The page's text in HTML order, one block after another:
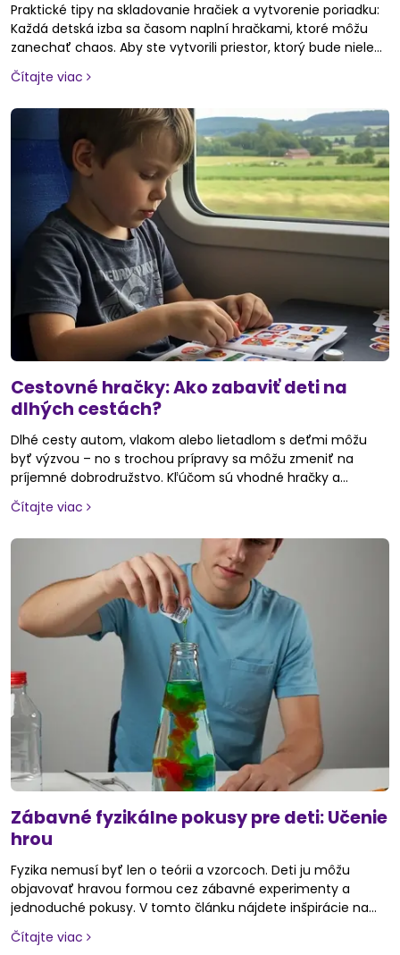
Praktické tipy na skladovanie hračiek a vytvorenie poriadku:
Každá detská izba sa časom naplní hračkami, ktoré môžu
zanechať chaos. Aby ste vytvorili priestor, ktorý bude nielen
funkčný, ale aj prehľadný a príjemný pre deti, je dôležité
vedieť, ako správne organizovať a skladovať hračky. V
tomto článku nájdete praktické tipy, ktoré vám pomôžu
vytvoriť poriadok a zároveň zapojiť deti do procesu
upratovania. Poďme sa pozrieť na niekoľko overených
spôsobov, ako efektívne usporiadať detské hračky a udržať
izbu čistú a organizovanú.
Čítajte viac
Cestovné hračky: Ako zabaviť deti na
dlhých cestách?
Dlhé cesty autom, vlakom alebo lietadlom s deťmi môžu
byť výzvou – no s trochou prípravy sa môžu zmeniť na
príjemné dobrodružstvo. Kľúčom sú vhodné hračky a
aktivity, ktoré deti nielen zabavia, ale zároveň podporia ich
sústredenie, tvorivosť a pokoj počas cesty. V tomto článku ti
Čítajte viac
Zábavné fyzikálne pokusy pre deti: Učenie
hrou
Fyzika nemusí byť len o teórii a vzorcoch. Deti ju môžu
objavovať hravou formou cez zábavné experimenty a
jednoduché pokusy. V tomto článku nájdete inšpirácie na
fyzikálne pokusy, ktoré deťom pomôžu pochopiť základné
prírodné zákony.
Čítajte viac